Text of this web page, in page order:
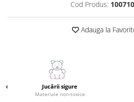
Jucarii Educative & Invatare
Jocuri de Constructie & Asamblare
Puzzle & Jocuri de Logica
Cod Produs:
Adauga la
Jucării sigure
Materiale non-toxice